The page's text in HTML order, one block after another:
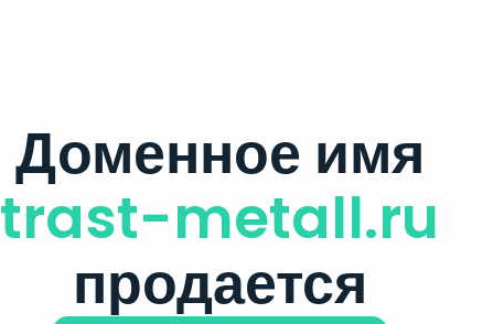
Доменное имя
trast-metall.ru
продается